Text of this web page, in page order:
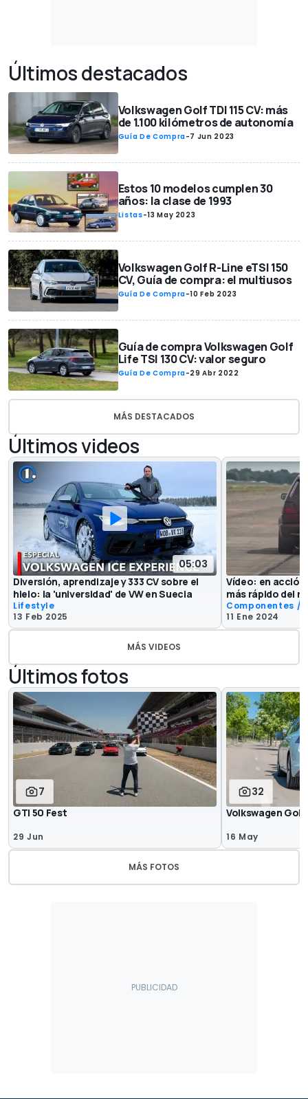
Últimos destacados
Volkswagen Golf TDI 115 CV: más
de 1.100 kilómetros de autonomía
Guía De Compra-7 Jun 2023
Estos 10 modelos cumplen 30
años: la clase de 1993
Listas-13 May 2023
Volkswagen Golf R-Line eTSI 150
CV, Guía de compra: el multiusos
Guía De Compra-10 Feb 2023
Guía de compra Volkswagen Golf
Life TSI 130 CV: valor seguro
Guía De Compra-29 Abr 2022
MÁS DESTACADOS
Últimos videos
05:03
Diversión, aprendizaje y 333 CV sobre el
hielo: la 'universidad' de VW en Suecia
Lifestyle
13 Feb 2025
Vídeo: en acción
más rápido del
Componentes /
11 Ene 2024
MÁS VIDEOS
Últimos fotos
7
GTI 50 Fest
29 Jun
32
Volkswagen Golf
16 May
MÁS FOTOS